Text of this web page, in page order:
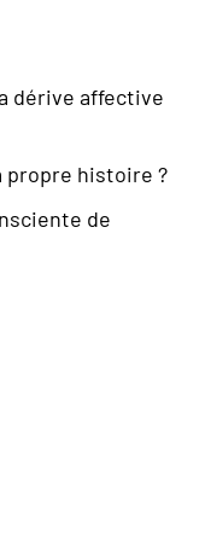
dérive affective
propre histoire ?
de